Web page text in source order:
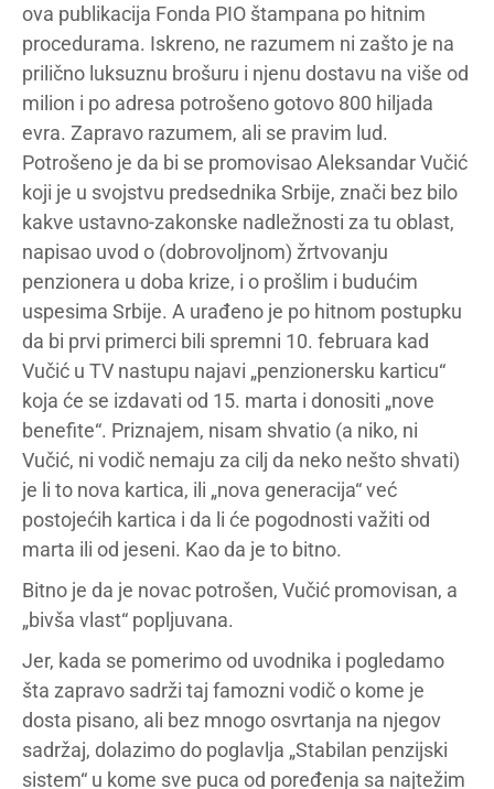
ova publikacija Fonda PIO štampana po hitnim
procedurama. Iskreno, ne razumem ni zašto je na
prilično luksuznu brošuru i njenu dostavu na više od
milion i po adresa potrošeno gotovo 800 hiljada
evra. Zapravo razumem, ali se pravim lud.
Potrošeno je da bi se promovisao Aleksandar Vučić
koji je u svojstvu predsednika Srbije, znači bez bilo
kakve ustavno-zakonske nadležnosti za tu oblast,
napisao uvod o (dobrovoljnom) žrtvovanju
penzionera u doba krize, i o prošlim i budućim
uspesima Srbije. A urađeno je po hitnom postupku
da bi prvi primerci bili spremni 10. februara kad
Vučić u TV nastupu najavi „penzionersku karticu“
koja će se izdavati od 15. marta i donositi „nove
benefite“. Priznajem, nisam shvatio (a niko, ni
Vučić, ni vodič nemaju za cilj da neko nešto shvati)
je li to nova kartica, ili „nova generacija“ već
postojećih kartica i da li će pogodnosti važiti od
marta ili od jeseni. Kao da je to bitno.
Bitno je da je novac potrošen, Vučić promovisan, a
„bivša vlast“ popljuvana.
Jer, kada se pomerimo od uvodnika i pogledamo
šta zapravo sadrži taj famozni vodič o kome je
dosta pisano, ali bez mnogo osvrtanja na njegov
sadržaj, dolazimo do poglavlja „Stabilan penzijski
sistem“ u kome sve puca od poređenja sa najtežim